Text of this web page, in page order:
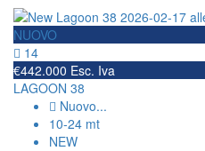
NUOVO
14
€442.000 Esc. Iva
LAGOON 38
Nuovo...
10-24 mt
NEW